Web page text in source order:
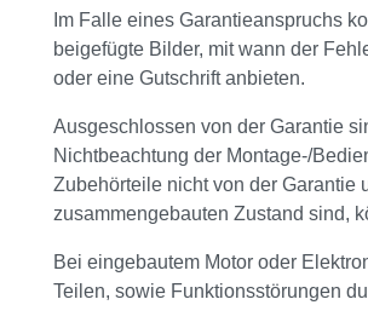
Im Falle eines Garantieanspruchs
beigefügte Bilder, mit wann der
oder eine Gutschrift anbieten.
Ausgeschlossen von der Garantie
Nichtbeachtung der Montage-/
Zubehörteile nicht von der Garantie
zusammengebauten Zustand sind,
Bei eingebautem Motor oder
Teilen, sowie Funktionsstörungen